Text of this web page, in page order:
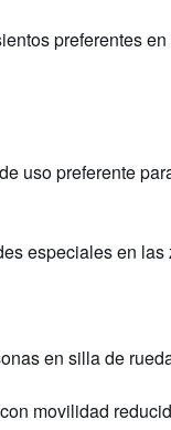
preferentes
uso preferente
especiales en las
en silla de
movilidad